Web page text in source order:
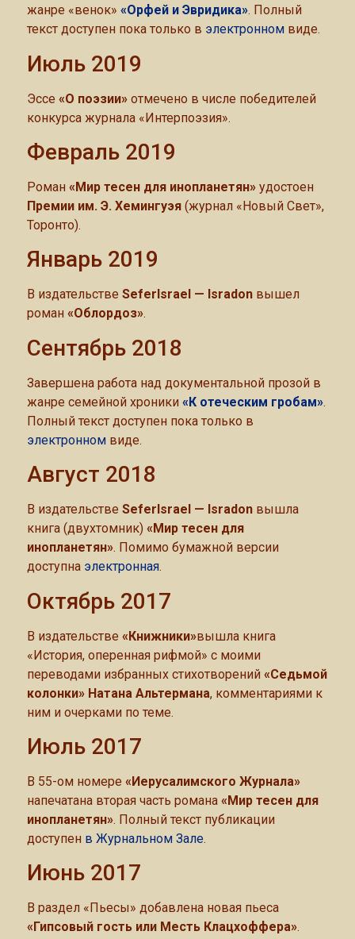
жанре «венок» «Орфей и Эвридика». Полный
текст доступен пока только в электронном виде.
Июль 2019
Эссе «О поэзии» отмечено в числе победителей
конкурса журнала «Интерпоэзия».
Февраль 2019
Роман «Мир тесен для инопланетян» удостоен
Премии им. Э. Хемингуэя (журнал «Новый Свет»,
Торонто).
Январь 2019
В издательстве SeferIsrael — Isradon вышел
роман «Облордоз».
Сентябрь 2018
Завершена работа над документальной прозой в
жанре семейной хроники «К отеческим гробам».
Полный текст доступен пока только в
электронном виде.
Август 2018
В издательстве SeferIsrael — Isradon вышла
книга (двухтомник) «Мир тесен для
инопланетян». Помимо бумажной версии
доступна электронная.
Октябрь 2017
В издательстве «Книжники»вышла книга
«История, оперенная рифмой» с моими
переводами избранных стихотворений «Седьмой
колонки» Натана Альтермана, комментариями к
ним и очерками по теме.
Июль 2017
В 55-ом номере «Иерусалимского Журнала»
напечатана вторая часть романа «Мир тесен для
инопланетян». Полный текст публикации
доступен в Журнальном Зале.
Июнь 2017
В раздел «Пьесы» добавлена новая пьеса
«Гипсовый гость или Месть Клацхоффера».